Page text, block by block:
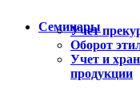
Семинары
Учет
Оборот
Учет и
продукции